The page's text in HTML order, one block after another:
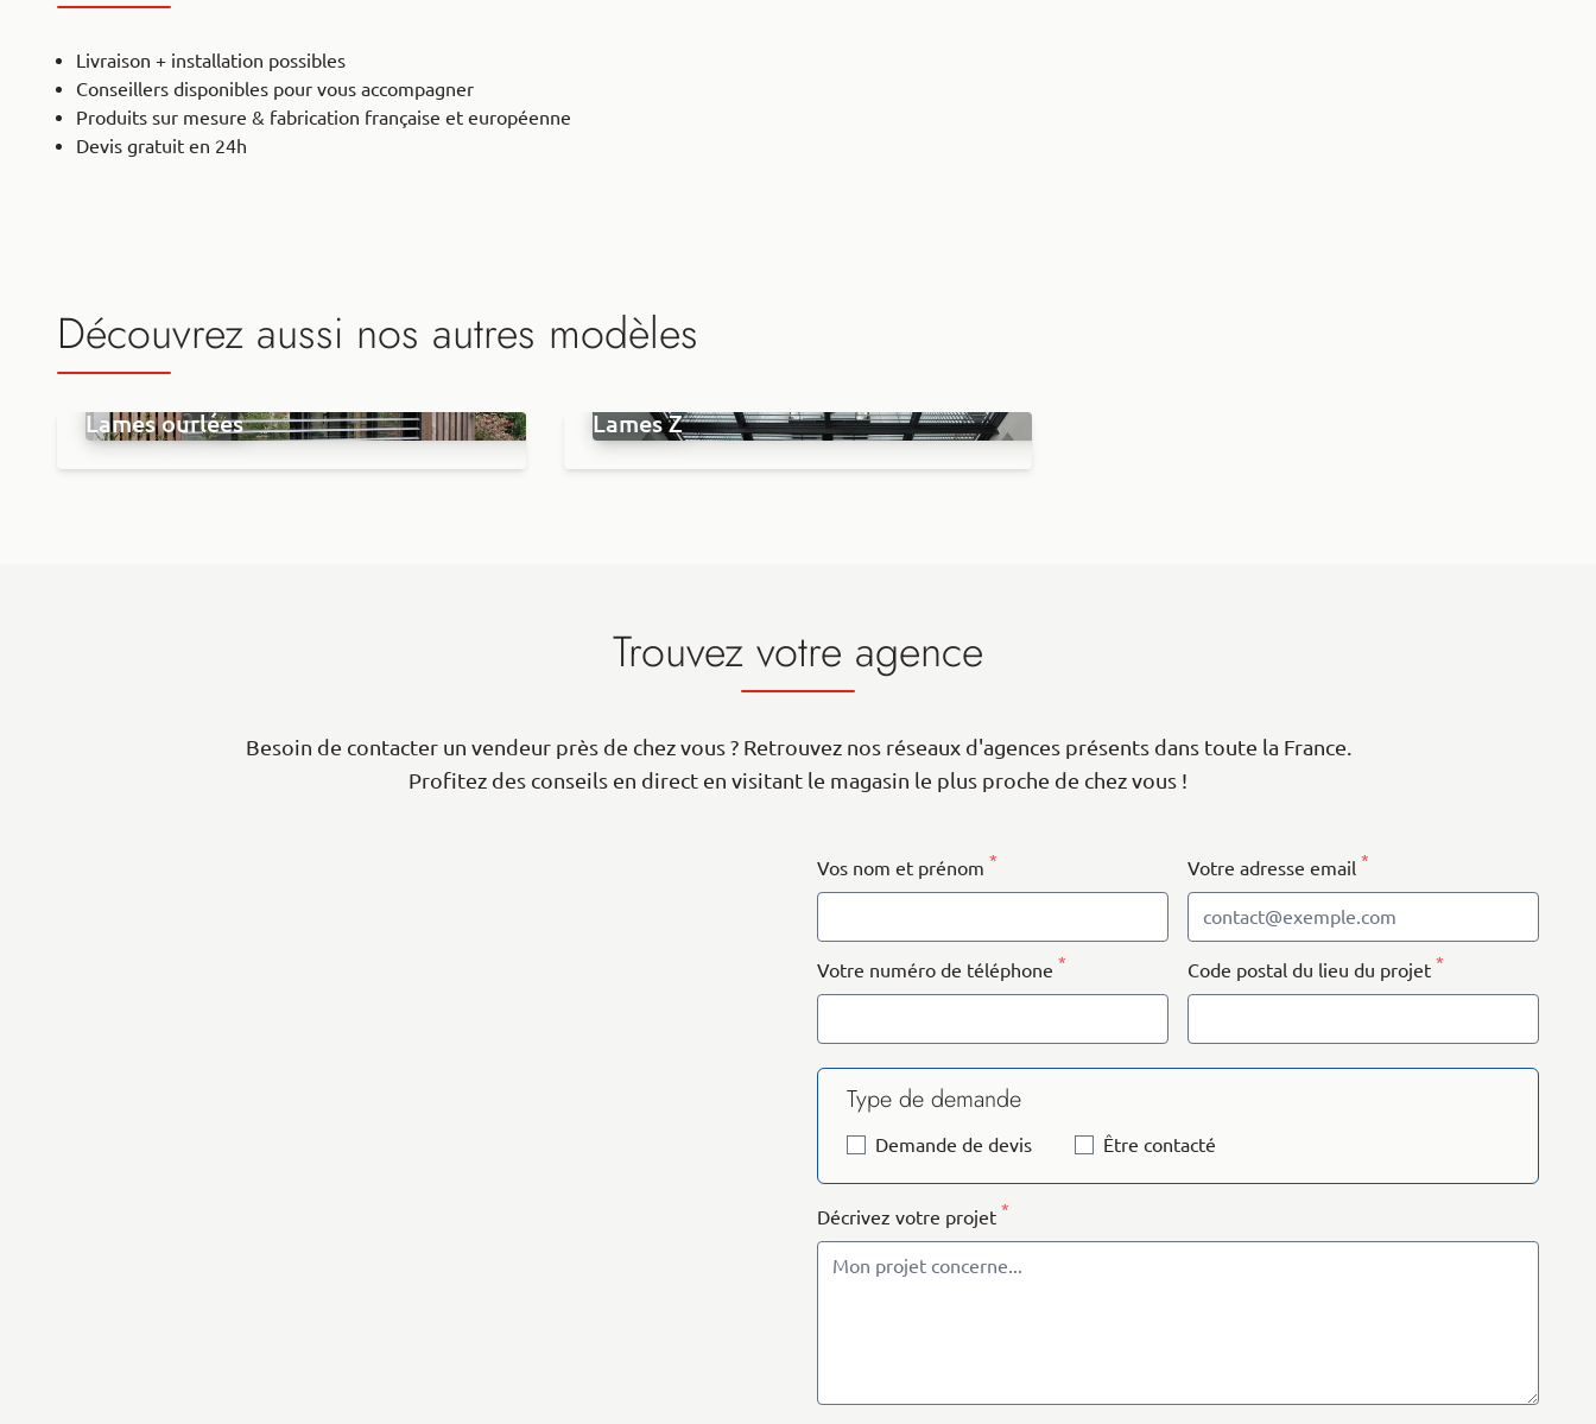
Livraison + installation possibles
Conseillers disponibles pour vous accompagner
Produits sur mesure & fabrication française et européenne
Devis gratuit en 24h
Découvrez aussi nos autres modèles
Lames ourlées
Lames Z
Trouvez votre agence
Besoin de contacter un vendeur près de chez vous ? Retrouvez nos réseaux d'agences présents dans toute la France.
Profitez des conseils en direct en visitant le magasin le plus proche de chez vous !
Vos nom et prénom * Votre adresse email *
Votre numéro de téléphone * Code postal du lieu du projet *
Type de demande
Demande de devis Être contacté
Décrivez votre projet *